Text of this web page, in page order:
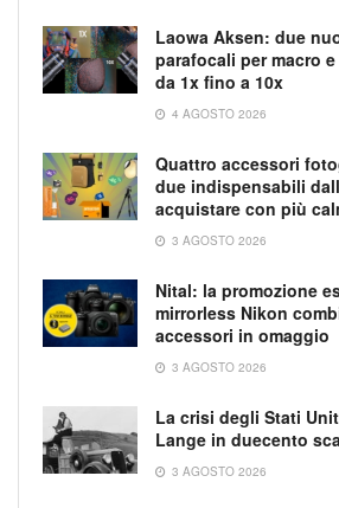
Laowa Aksen: due
parafocali per macro
da 1x fino a 10x
4 AGOSTO 2026
Quattro accessori
due indispensabili
acquistare con più
3 AGOSTO 2026
Nital: la promozione
mirrorless Nikon
accessori in omaggio
3 AGOSTO 2026
La crisi degli Stati
Lange in duecento
3 AGOSTO 2026